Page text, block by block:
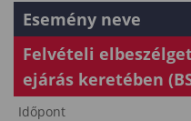
Esemény neve
Felvételi
ejárás keretében
Időpont